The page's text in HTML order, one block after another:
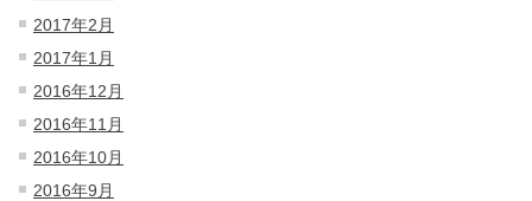
2017年2月
2017年1月
2016年12月
2016年11月
2016年10月
2016年9月